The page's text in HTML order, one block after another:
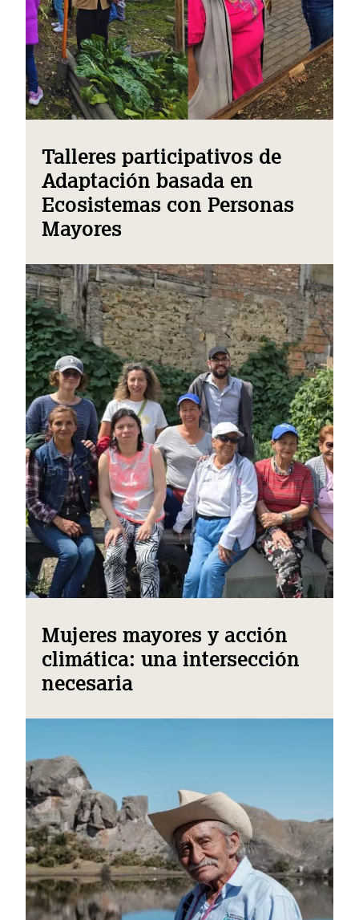
Talleres participativos de
Adaptación basada en
Ecosistemas con Personas
Mayores
Mujeres mayores y acción
climática: una intersección
necesaria